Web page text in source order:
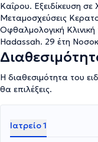
Καΐρου. Εξειδίκευση σε
Μεταμοσχεύσεις
Οφθαλμολογική
Hadassah. 29 έτη
Η διαθεσιμότητα του
θα επιλέξεις.
Ιατρείο 1